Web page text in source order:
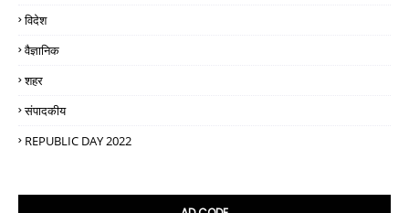
विदेश
वैज्ञानिक
शहर
संपादकीय
REPUBLIC DAY 2022